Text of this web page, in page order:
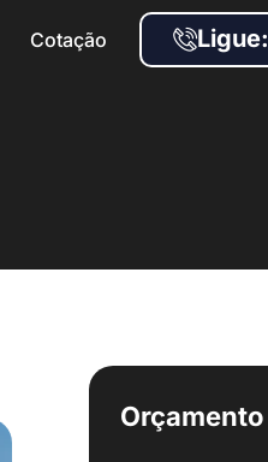
Cotação